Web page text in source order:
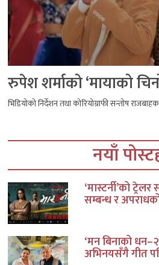
रुपेश शर्माको ‘मायाको
भिडियोको निर्देशन तथा कोरियोग्राफी सन्तोष
नयाँ
‘मास्टर्नी’को
सम्बन्ध र
‘मन बिनाको
अभिनयसँगै गीत